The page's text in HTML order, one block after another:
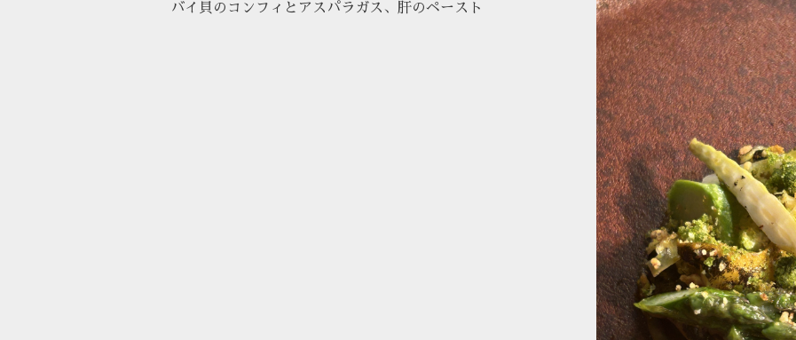
バイ貝のコンフィとアスパラガス、肝のペースト